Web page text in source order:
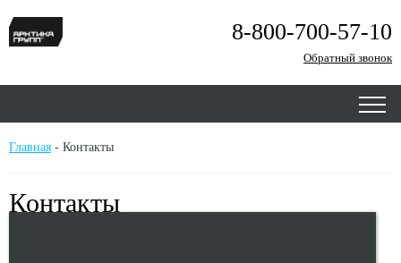
8-800-700-57-10
Обратный звонок
Главная - Контакты
Контакты